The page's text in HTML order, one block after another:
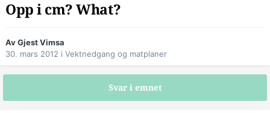
Opp i cm? What?
Av Gjest Vimsa
30. mars 2012 i Vektnedgang og matplaner
Svar i emnet